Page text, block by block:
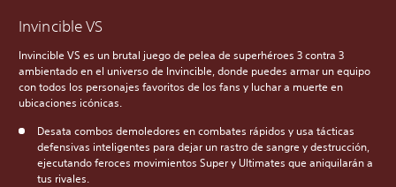
Invincible VS
Invincible VS es un brutal juego de pelea de superhéroes 3 contra 3
ambientado en el universo de Invincible, donde puedes armar un equipo
con todos los personajes favoritos de los fans y luchar a muerte en
ubicaciones icónicas.
Desata combos demoledores en combates rápidos y usa tácticas
defensivas inteligentes para dejar un rastro de sangre y destrucción,
ejecutando feroces movimientos Super y Ultimates que aniquilarán a
tus rivales.